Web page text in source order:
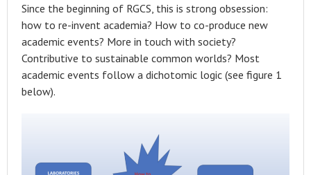
Since the beginning of RGCS, this is strong obsession:
how to re-invent academia? How to co-produce new
academic events? More in touch with society?
Contributive to sustainable common worlds? Most
academic events follow a dichotomic logic (see figure 1
below).